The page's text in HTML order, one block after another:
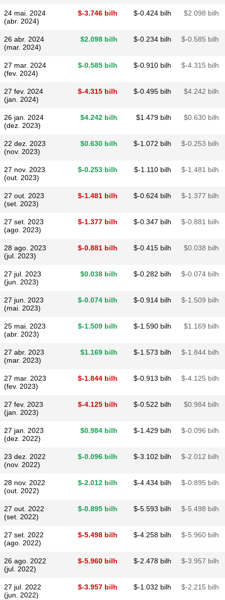
24 mai. 2024
(abr. 2024)
$​-3.746 bilh $​-0.424 bilh $​2.098 bilh
26 abr. 2024
(mar. 2024)
$​2.098 bilh $​-0.234 bilh $​-0.585 bilh
27 mar. 2024
(fev. 2024)
$​-0.585 bilh $​-0.910 bilh $​-4.315 bilh
27 fev. 2024
(jan. 2024)
$​-4.315 bilh $​-0.495 bilh $​4.242 bilh
26 jan. 2024
(dez. 2023)
$​4.242 bilh $​1.479 bilh $​0.630 bilh
22 dez. 2023
(nov. 2023)
$​0.630 bilh $​-1.072 bilh $​-0.253 bilh
27 nov. 2023
(out. 2023)
$​-0.253 bilh $​-1.110 bilh $​-1.481 bilh
27 out. 2023
(set. 2023)
$​-1.481 bilh $​-0.624 bilh $​-1.377 bilh
27 set. 2023
(ago. 2023)
$​-1.377 bilh $​-0.347 bilh $​-0.881 bilh
28 ago. 2023
(jul. 2023)
$​-0.881 bilh $​-0.415 bilh $​0.038 bilh
27 jul. 2023
(jun. 2023)
$​0.038 bilh $​-0.282 bilh $​-0.074 bilh
27 jun. 2023
(mai. 2023)
$​-0.074 bilh $​-0.914 bilh $​-1.509 bilh
25 mai. 2023
(abr. 2023)
$​-1.509 bilh $​-1.590 bilh $​1.169 bilh
27 abr. 2023
(mar. 2023)
$​1.169 bilh $​-1.573 bilh $​-1.844 bilh
27 mar. 2023
(fev. 2023)
$​-1.844 bilh $​-0.913 bilh $​-4.125 bilh
27 fev. 2023
(jan. 2023)
$​-4.125 bilh $​-0.522 bilh $​0.984 bilh
27 jan. 2023
(dez. 2022)
$​0.984 bilh $​-1.429 bilh $​-0.096 bilh
23 dez. 2022
(nov. 2022)
$​-0.096 bilh $​-3.102 bilh $​-2.012 bilh
28 nov. 2022
(out. 2022)
$​-2.012 bilh $​-4.434 bilh $​-0.895 bilh
27 out. 2022
(set. 2022)
$​-0.895 bilh $​-5.593 bilh $​-5.498 bilh
27 set. 2022
(ago. 2022)
$​-5.498 bilh $​-4.258 bilh $​-5.960 bilh
26 ago. 2022
(jul. 2022)
$​-5.960 bilh $​-2.478 bilh $​-3.957 bilh
27 jul. 2022
(jun. 2022)
$​-3.957 bilh $​-1.032 bilh $​-2.215 bilh